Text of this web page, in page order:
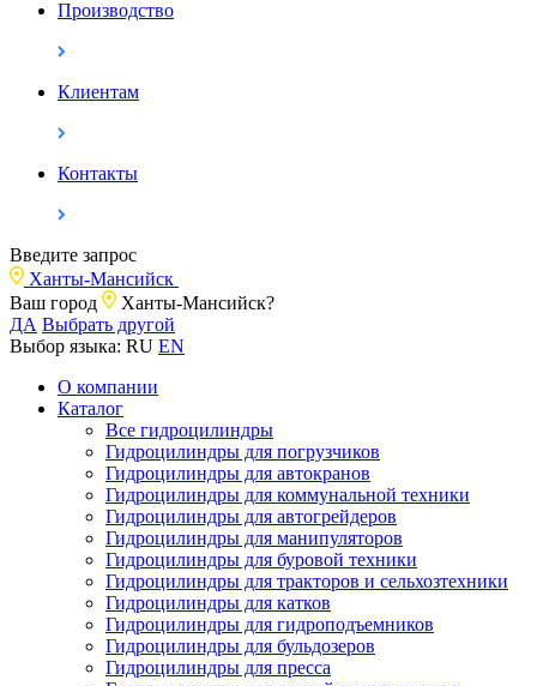
Производство
Клиентам
Контакты
Введите запрос
Ханты-Мансийск
Ваш город
Ханты-Мансийск?
ДА Выбрать другой
Выбор языка: RU EN
О компании
Каталог
Все гидроцилиндры
Гидроцилиндры для погрузчиков
Гидроцилиндры для автокранов
Гидроцилиндры для коммунальной техники
Гидроцилиндры для автогрейдеров
Гидроцилиндры для манипуляторов
Гидроцилиндры для буровой техники
Гидроцилиндры для тракторов и сельхозтехники
Гидроцилиндры для катков
Гидроцилиндры для гидроподъемников
Гидроцилиндры для бульдозеров
Гидроцилиндры для пресса